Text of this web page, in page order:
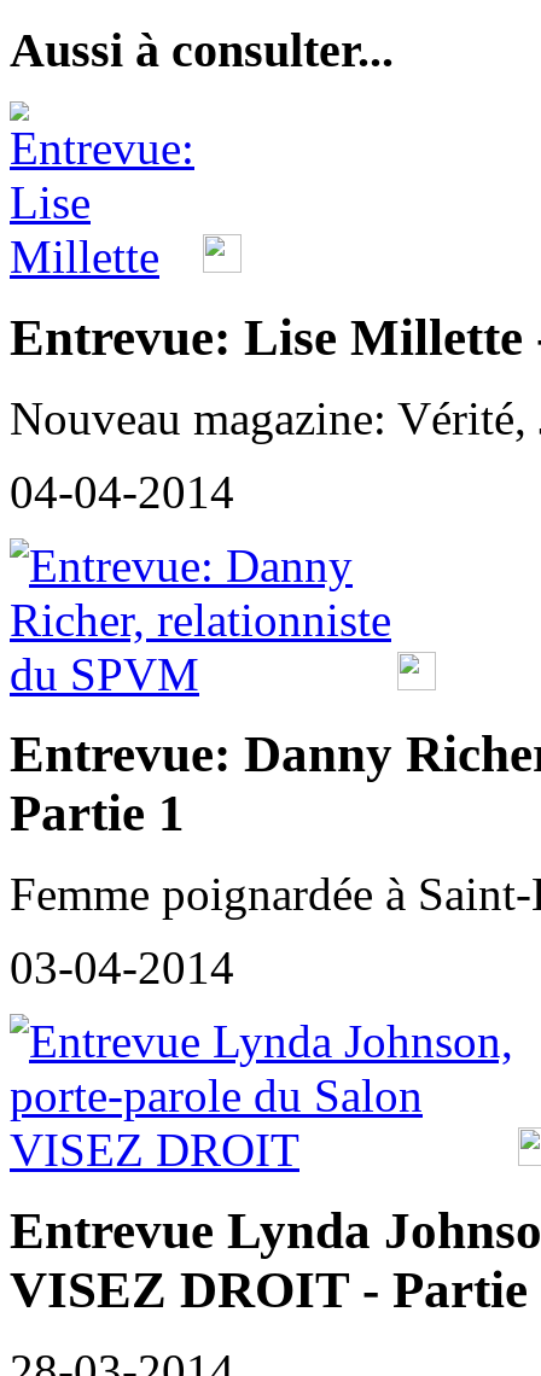
Aussi à consulter...
Entrevue: Lise Millette
Nouveau magazine:
04-04-2014
Entrevue: Danny
Partie 1
Femme poignardée à
03-04-2014
Entrevue Lynda
VISEZ DROIT - Partie